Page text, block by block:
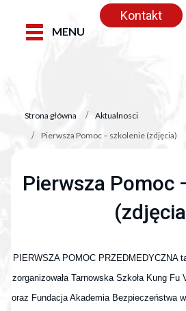
MENU
Kontakt
Strona główna
Aktualnosci
Pierwsza Pomoc – szkolenie (zdjęcia)
Pierwsza Pomoc
PIERWSZA POMOC PRZEDMEDYCZNA
zorganizowała Tarnowska Szkoła Kung Fu
oraz Fundacja Akademia Bezpieczeństwa